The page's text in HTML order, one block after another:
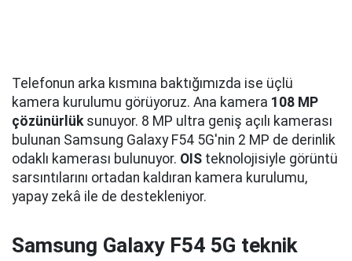
Telefonun arka kısmına baktığımızda ise üçlü
kamera kurulumu görüyoruz. Ana kamera 108 MP
çözünürlüksunuyor. 8 MP ultra geniş açılı kamerası
bulunan Samsung Galaxy F54 5G'nin 2 MP de derinlik
odaklı kamerası bulunuyor. OIS teknolojisiyle görüntü
sarsıntılarını ortadan kaldıran kamera kurulumu,
yapay zekâ ile de destekleniyor.
Samsung Galaxy F54 5G teknik